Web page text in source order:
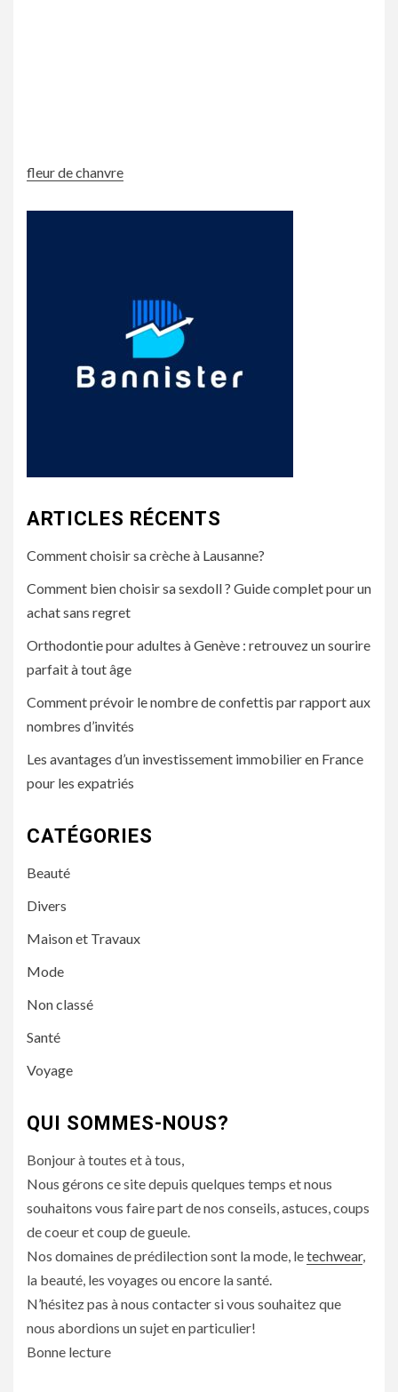
fleur de chanvre
ARTICLES RÉCENTS
Comment choisir sa crèche à Lausanne?
Comment bien choisir sa sexdoll ? Guide complet pour un
achat sans regret
Orthodontie pour adultes à Genève : retrouvez un sourire
parfait à tout âge
Comment prévoir le nombre de confettis par rapport aux
nombres d’invités
Les avantages d’un investissement immobilier en France
pour les expatriés
CATÉGORIES
Beauté
Divers
Maison et Travaux
Mode
Non classé
Santé
Voyage
QUI SOMMES-NOUS?
Bonjour à toutes et à tous,
Nous gérons ce site depuis quelques temps et nous
souhaitons vous faire part de nos conseils, astuces, coups
de coeur et coup de gueule.
Nos domaines de prédilection sont la mode, letechwear,
la beauté, les voyages ou encore la santé.
N’hésitez pas à nous contacter si vous souhaitez que
nous abordions un sujet en particulier!
Bonne lecture